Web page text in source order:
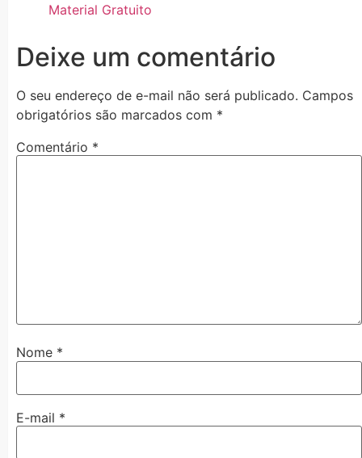
Material Gratuito
Deixe um comentário
O seu endereço de e-mail não será publicado. Campos
obrigatórios são marcados com *
Comentário *
Nome *
E-mail *